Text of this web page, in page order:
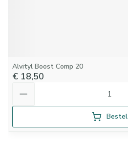
Alvityl Boost Comp 20
€ 18,50
Bestel